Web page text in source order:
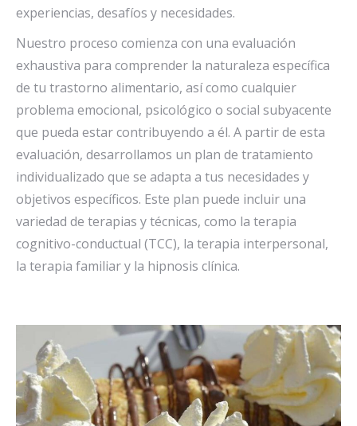
experiencias, desafíos y necesidades.
Nuestro proceso comienza con una evaluación
exhaustiva para comprender la naturaleza específica
de tu trastorno alimentario, así como cualquier
problema emocional, psicológico o social subyacente
que pueda estar contribuyendo a él. A partir de esta
evaluación, desarrollamos un plan de tratamiento
individualizado que se adapta a tus necesidades y
objetivos específicos. Este plan puede incluir una
variedad de terapias y técnicas, como la terapia
cognitivo-conductual (TCC), la terapia interpersonal,
la terapia familiar y la hipnosis clínica.